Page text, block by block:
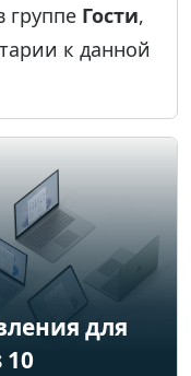
группе Гости,
к данной
для
10